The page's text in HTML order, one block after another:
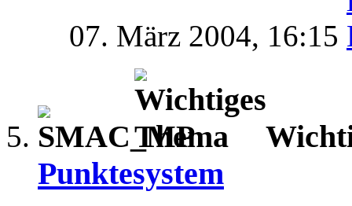
07. März 2004, 16:15
Punktesystem